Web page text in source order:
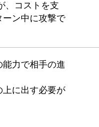
、コストを支
ン中に攻撃で
能力で相手の進
上に出す必要が